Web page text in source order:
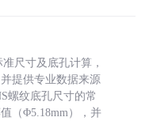
尺寸及底孔计算，
提供专业数据来源
螺纹底孔尺寸的常
（Φ5.18mm），并